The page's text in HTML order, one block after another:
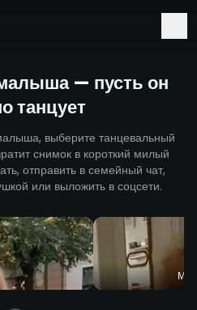
— пусть он
танцует
выберите танцевальный
снимок в короткий милый
отправить в семейный чат,
или выложить в соцсети.